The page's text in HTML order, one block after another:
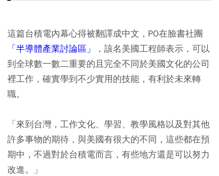
這篇台積電內幕心得被翻譯成中文，PO在臉書社團
「半導體產業討論區」
，該名美國工程師表示，可以
到全球數一數二重要的且完全不同於美國文化的公司
裡工作，確實學到不少實用的技能，有利於未來轉
職。
「來到台灣，工作文化、學習、教學風格以及對其他
許多事物的期待，與美國有很大的不同，這些都在預
期中，不過對於台積電而言，有些地方還是可以努力
改進。」